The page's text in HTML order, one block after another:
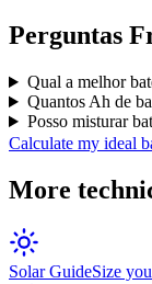
Perguntas
Qual a melhor
Quantos Ah de
Posso misturar
Calculate my ideal
More
Solar GuideSize